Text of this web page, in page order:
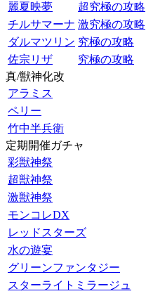
麗夏映夢
超究極の攻略
チルサマーナ 激究極の攻略
ダルマツリン 究極の攻略
佐宗リザ
究極の攻略
真/獣神化改
アラミス
ペリー
竹中半兵衛
定期開催ガチャ
彩獣神祭
超獣神祭
激獣神祭
モンコレDX
レッドスターズ
水の遊宴
グリーンファンタジー
スターライトミラージュ